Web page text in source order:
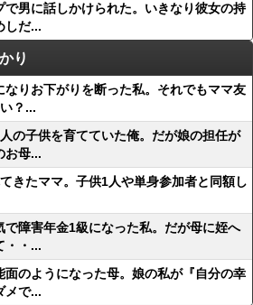
男に話しかけられた。いきなり彼女の持
しだ...
り
りお下がりを断った私。それでもママ友
？...
の子供を育てていた俺。だが娘の担任が
お母...
きたママ。子供1人や単身参加者と同額し
障害年金1級になった私。だが母に姪へ
・・...
面のようになった母。娘の私が『自分の幸
メで...